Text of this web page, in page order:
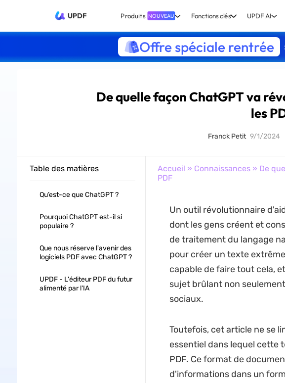
UPDF Produits NOUVEAU Fonctions clés UPDF AI
Offre spéciale rentrée
De quelle façon ChatGPT va
les
Franck Petit 9/1/2024
Table des matières
Qu’est-ce que ChatGPT ?
Pourquoi ChatGPT est-il si
populaire ?
Que nous réserve l'avenir des
logiciels PDF avec ChatGPT ?
UPDF - L'éditeur PDF du futur
alimenté par l'IA
Accueil » Connaissances» De
PDF
Un outil révolutionnaire
dont les gens créent et
de traitement du langage
pour créer un texte
capable de faire tout cela,
sujet brûlant non
sociaux.
Toutefois, cet article ne se
essentiel dans lequel cette
PDF. Ce format de
d'informations dans un